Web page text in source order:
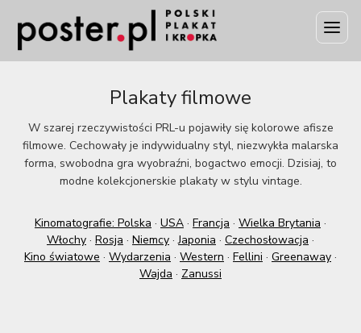
Plakaty filmowe
W szarej rzeczywistości PRL-u pojawiły się kolorowe afisze
filmowe. Cechowały je indywidualny styl, niezwykła malarska
forma, swobodna gra wyobraźni, bogactwo emocji. Dzisiaj, to
modne kolekcjonerskie plakaty w stylu vintage.
Kinomatografie: Polska · USA · Francja · Wielka Brytania ·
Włochy · Rosja · Niemcy ·Japonia · Czechosłowacja ·
Kino światowe · Wydarzenia · Western · Fellini · Greenaway ·
Wajda · Zanussi